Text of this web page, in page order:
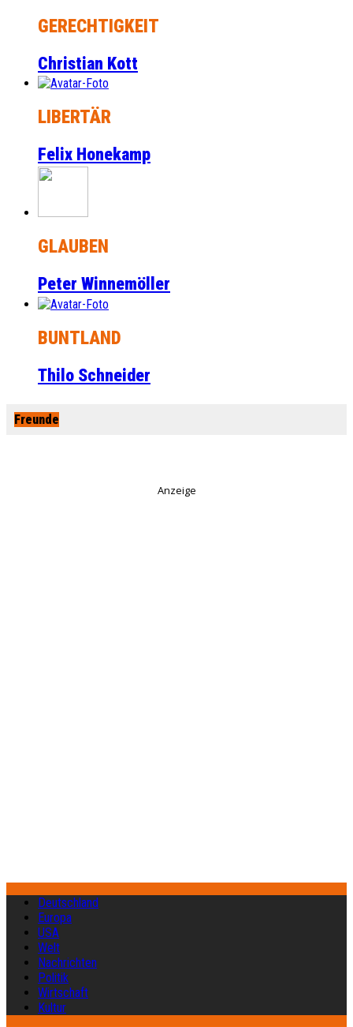
GERECHTIGKEIT
Christian Kott
LIBERTÄR
Felix Honekamp
GLAUBEN
Peter Winnemöller
BUNTLAND
Thilo Schneider
Freunde
Anzeige
Deutschland
Europa
USA
Welt
Nachrichten
Politik
Wirtschaft
Kultur